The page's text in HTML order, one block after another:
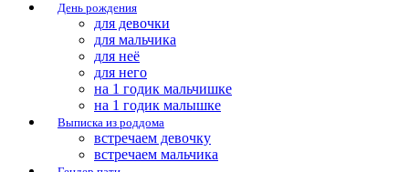
День рождения
для девочки
для мальчика
для неё
для него
на 1 годик мальчишке
на 1 годик малышке
Выписка из роддома
встречаем девочку
встречаем мальчика